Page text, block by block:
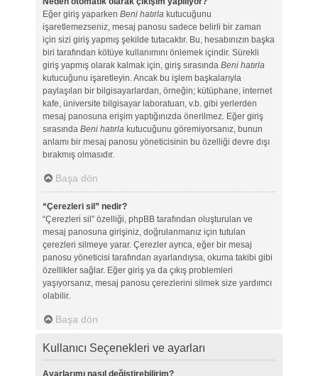
Eğer giriş yaparken Beni hatırlakutucuğunu
işaretlemezseniz, mesaj panosu sadece belirli bir zaman
için sizi giriş yapmış şekilde tutacaktır. Bu, hesabınızın başka
biri tarafından kötüye kullanımını önlemek içindir. Sürekli
giriş yapmış olarak kalmak için, giriş sırasında Beni hatırla
kutucuğunu işaretleyin. Ancak bu işlem başkalarıyla
paylaşılan bir bilgisayarlardan, örneğin; kütüphane, internet
kafe, üniversite bilgisayar laboratuarı, v.b. gibi yerlerden
mesaj panosuna erişim yaptığınızda önerilmez. Eğer giriş
sırasında Beni hatırlakutucuğunu göremiyorsanız, bunun
anlamı bir mesaj panosu yöneticisinin bu özelliği devre dışı
bırakmış olmasıdır.
Başa dön
“Çerezleri sil” nedir?
“Çerezleri sil” özelliği, phpBB tarafından oluşturulan ve
mesaj panosuna girişiniz, doğrulanmanız için tutulan
çerezleri silmeye yarar. Çerezler ayrıca, eğer bir mesaj
panosu yöneticisi tarafından ayarlandıysa, okuma takibi gibi
özellikler sağlar. Eğer giriş ya da çıkış problemleri
yaşıyorsanız, mesaj panosu çerezlerini silmek size yardımcı
olabilir.
Başa dön
Kullanıcı Seçenekleri ve ayarları
Ayarlarımı nasıl değiştirebilirim?